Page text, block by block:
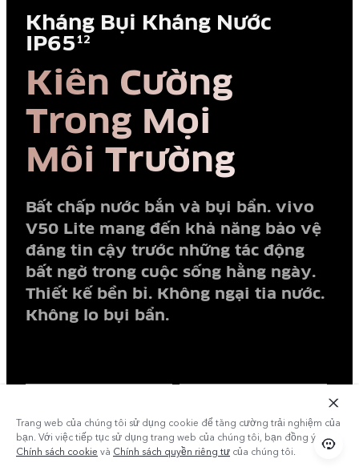
Kháng Bụi Kháng Nước
IP65 12
Kiên Cường
Trong Mọi
Môi Trường
Bất chấp nước bắn và bụi bẩn. vivo
V50 Lite mang đến khả năng bảo vệ
đáng tin cậy trước những tác động
bất ngờ trong cuộc sống hằng ngày.
Thiết kế bền bỉ. Không ngại tia nước.
Không lo bụi bẩn.
3 phút 12 giờ
Kiểm tra
Trang web của chúng tôi sử dụng cookie để tăng cường trải nghiệm của
bạn. Với việc tiếp tục sử dụng trang web của chúng tôi, bạn đồng ý với
Chính sách cookie và Chính sách quyền riêng tư của chúng tôi.